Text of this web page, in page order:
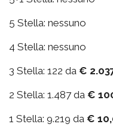
5 Stella: nessuno
4 Stella: nessuno
3 Stella: 122 da €
2 Stella: 1.487 da €
1 Stella: 9.219 da €